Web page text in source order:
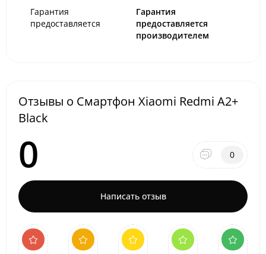
Гарантия
предоставляется
Гарантия
предоставляется
производителем
Отзывы о Смартфон Xiaomi Redmi A2+
Black
0 0
Написать отзыв